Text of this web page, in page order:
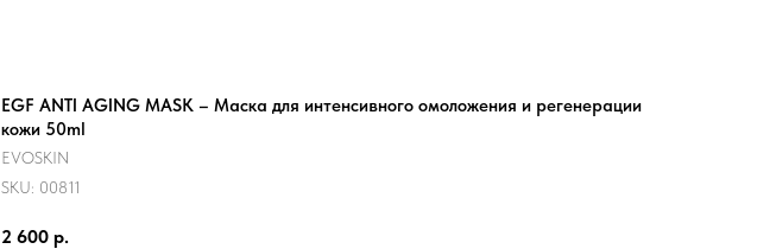
EGF ANTI AGING MASK – Маска для интенсивного омоложения и регенерации
кожи 50ml
EVOSKIN
SKU: 00811
2 600 р.